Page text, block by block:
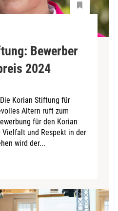
Bewerber
2024
Korian Stiftung für
Altern ruft zum
für den Korian
und Respekt in der
wird der...